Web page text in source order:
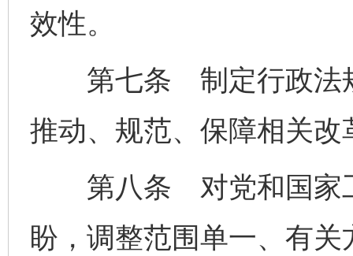
效性。
第七条 制定行政法规
推动、规范、保障相关改
第八条 对党和国家工
盼，调整范围单一、有